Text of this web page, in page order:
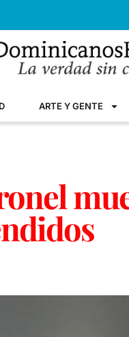
ARTE Y GENTE